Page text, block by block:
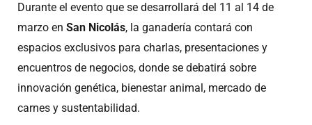
Durante el evento que se desarrollará del 11 al 14 de
marzo en San Nicolás, la ganadería contará con
espacios exclusivos para charlas, presentaciones y
encuentros de negocios, donde se debatirá sobre
innovación genética, bienestar animal, mercado de
carnes y sustentabilidad.